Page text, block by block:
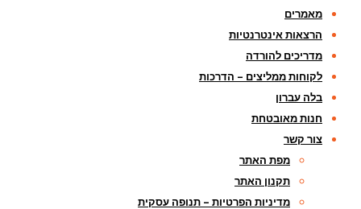
מאמרים
הרצאות אינטרנטיות
מדריכים להורדה
לקוחות ממליצים – הדרכות
בלה עברון
חנות מאובטחת
צור קשר
מפת האתר
תקנון האתר
מדיניות הפרטיות – תנופה עסקית